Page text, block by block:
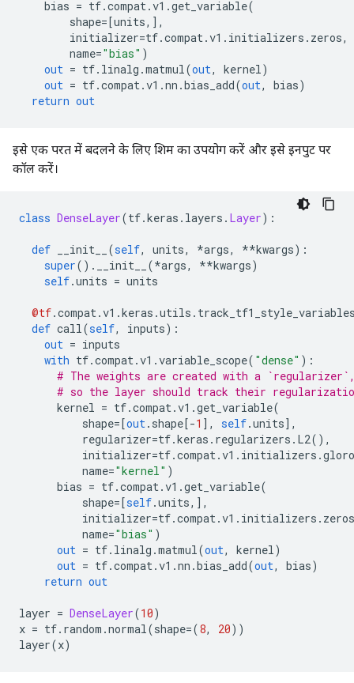
bias = tf.compat.v1 .get_variable(
shape=[units,],
initializer=tf.compat.v1 . initializers . zeros,
name="bias" )
out = tf. linalg .matmul(out, kernel)
out = tf.compat.v1 .nn .bias_add(out, bias)
return out
इसे एक परत में बदलने के लिए शिम का उपयोग करें और इसे इनपुट पर
कॉल करें।
class DenseLayer(tf.keras . layers . Layer):
def __init__ (self, units, *args, **kwargs):
super(). __init__ (*args, **kwargs)
self.units = units
@tf.compat.v1 .keras .utils .
def call(self, inputs):
out = inputs
with tf.compat.v1 .variable_scope( "dense" ):
# The weights are created with a
# so the layer should track their
kernel = tf.compat.v1 .get_variable(
shape=[out. shape[-1 ], self.units],
regularizer=tf.keras . regularizers . L2(),
initializer=tf.compat.v1 . initializers .
name="kernel" )
bias = tf.compat.v1 .get_variable(
shape=[self.units,],
initializer=tf.compat.v1 . initializers . zeros
name="bias" )
out = tf. linalg .matmul(out, kernel)
out = tf.compat.v1 .nn .bias_add(out, bias)
return out
layer = DenseLayer(10)
x = tf. random .normal(shape=(8, 20))
layer(x)